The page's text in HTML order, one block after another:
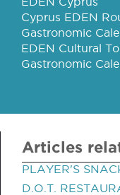
Cyprus EDEN
Gastronomic
EDEN Cultural
Gastronomic
Articles
PLAYER'S
D.O.T.